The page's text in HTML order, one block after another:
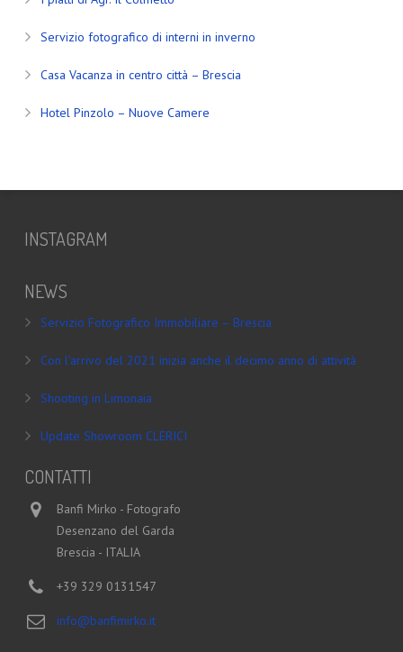
Servizio fotografico di interni in inverno
Casa Vacanza in centro città – Brescia
Hotel Pinzolo – Nuove Camere
INSTAGRAM
NEWS
Servizio Fotografico Immobiliare – Brescia
Con l’arrivo del 2021 inizia anche il decimo anno di attività
Shooting in Limonaia
Update Showroom CLERICI
CONTATTI
Banfi Mirko - Fotografo
Desenzano del Garda
Brescia - ITALIA
+39 329 0131547
info@banfimirko.it